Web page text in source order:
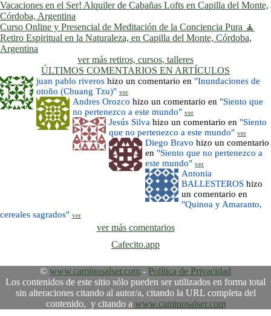
Vacaciones en el Ser! Alquiler de Cabañas Lofts en Capilla del Monte,
Córdoba, Argentina
Curso Online y Presencial de Meditación de la Conciencia Pura 🧘
Retiro Espiritual en la Naturaleza, en Capilla del Monte, Córdoba,
Argentina
ver más retiros, cursos, talleres
ÚLTIMOS COMENTARIOS EN ARTÍCULOS
juan pablo riveros hizo un comentario en "Inundaciones de
otoño (Chuang Tzu)" ver
Andres Orozco hizo un comentario en "Siento que
no pertenezco a este mundo" ver
Jesús Silva hizo un comentario en "Siento
que no pertenezco a este mundo" ver
Diego Bravo hizo un comentario
en "Siento que no pertenezco a
este mundo" ver
Antonia
BALLESTEROS hizo
un comentario en
"Quinoa y Amaranto,
cereales sagrados" ver
ver más comentarios
Cafecito.app
© www.caminosalser.com - Política de Privacidad
Los contenidos de este sitio sólo pueden ser utilizados en forma total
sin alteraciones citando al autor/a, citando la URL completa del
contenido, y citando a www.caminosalser.com